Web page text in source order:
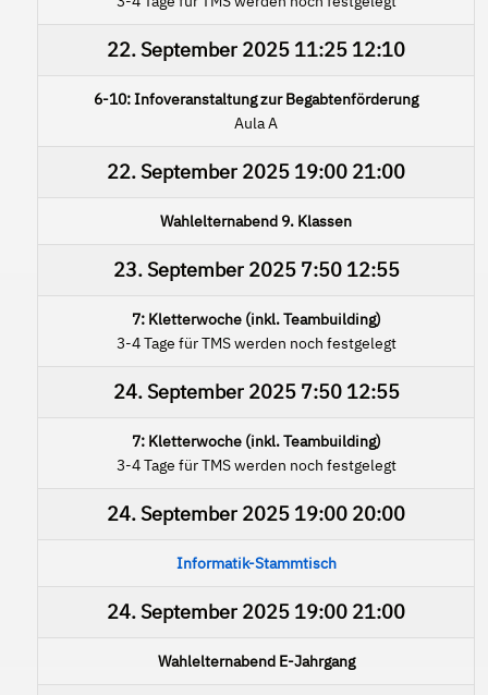
22. September 2025 11:25 12:10
6-10: Infoveranstaltung zur Begabtenförderung
Aula A
22. September 2025 19:00 21:00
Wahlelternabend 9. Klassen
23. September 20257:50 12:55
7: Kletterwoche (inkl. Teambuilding)
3-4 Tage für TMS werden noch festgelegt
24. September 20257:50 12:55
7: Kletterwoche (inkl. Teambuilding)
3-4 Tage für TMS werden noch festgelegt
24. September 2025 19:00 20:00
Informatik-Stammtisch
24. September 2025 19:00 21:00
Wahlelternabend E-Jahrgang